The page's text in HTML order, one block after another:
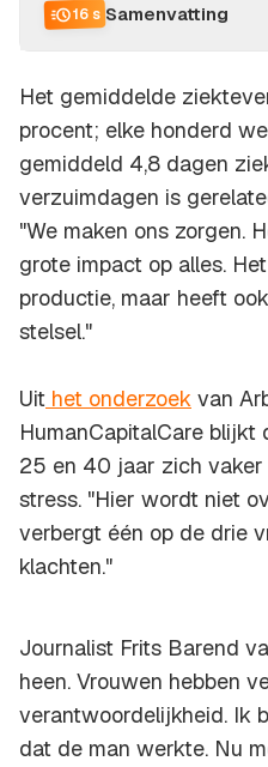
16 s Samenvatting
Het gemiddelde
procent; elke honderd
gemiddeld 4,8 dagen
verzuimdagen is
"We maken ons zorgen.
grote impact op alles.
productie, maar heeft
stelsel."
Uit het onderzoek van
HumanCapitalCare
25 en 40 jaar zich
stress. "Hier wordt niet
verbergt één op de drie
klachten."
Journalist Frits Barend
heen. Vrouwen hebben
verantwoordelijkheid. Ik
dat de man werkte. Nu